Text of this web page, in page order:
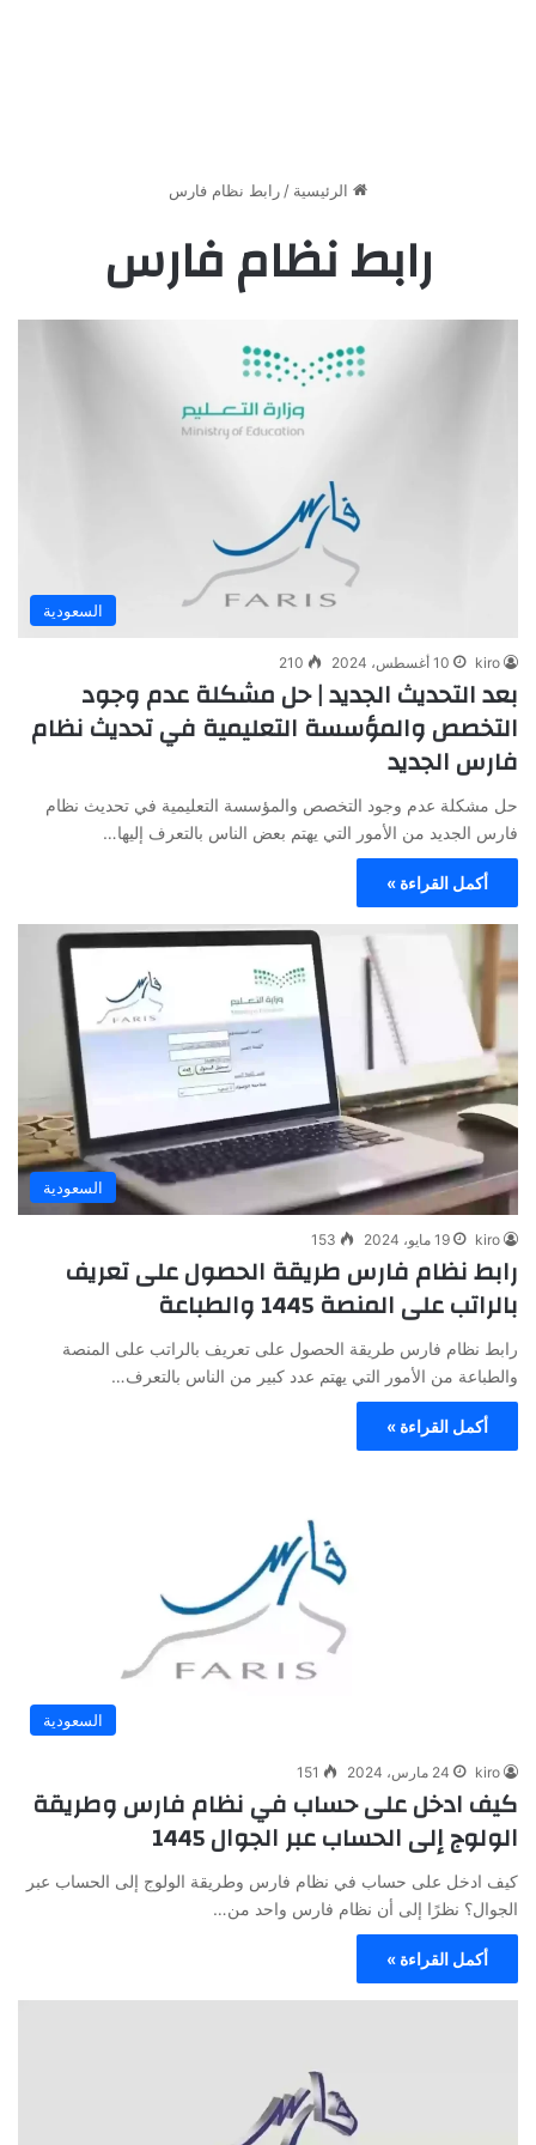
الرئيسية / رابط نظام فارس
رابط نظام فارس
السعودية
kiro 10 أغسطس، 2024 210
بعد التحديث الجديد | حل مشكلة عدم وجود
التخصص والمؤسسة التعليمية في تحديث نظام
فارس الجديد
حل مشكلة عدم وجود التخصص والمؤسسة التعليمية في تحديث نظام
فارس الجديد من الأمور التي يهتم بعض الناس بالتعرف إليها…
أكمل القراءة »
السعودية
kiro 19 مايو، 2024 153
رابط نظام فارس طريقة الحصول على تعريف
بالراتب على المنصة 1445 والطباعة
رابط نظام فارس طريقة الحصول على تعريف بالراتب على المنصة
والطباعة من الأمور التي يهتم عدد كبير من الناس بالتعرف…
أكمل القراءة »
السعودية
kiro 24 مارس، 2024 151
كيف ادخل على حساب في نظام فارس وطريقة
الولوج إلى الحساب عبر الجوال 1445
كيف ادخل على حساب في نظام فارس وطريقة الولوج إلى الحساب عبر
الجوال؟ نظرًا إلى أن نظام فارس واحد من…
أكمل القراءة »